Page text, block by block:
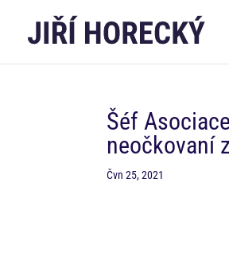
Šéf
neočkovaní
Čvn 25, 2021